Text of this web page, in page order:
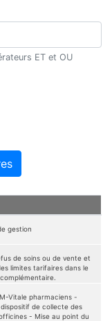
ET et OU
gestion
de soins ou de vente et
limites tarifaires dans le
Vitale pharmaciens -
de collecte des
- Mise au point du